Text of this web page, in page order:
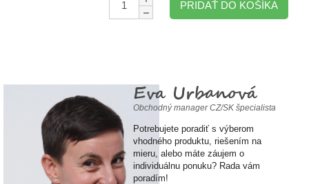
PRIDAŤ DO KOŠÍKA
Eva Urbanová
Obchodný manager CZ/SK špecialista
Potrebujete poradiť s výberom
vhodného produktu, riešením na
mieru, alebo máte záujem o
individuálnu ponuku? Rada vám
poradím!